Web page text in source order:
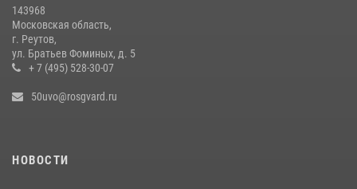
14 июля 2026, 14:41
143968
Московская область,
г. Реутов,
ул. Братьев Фоминых, д. 5
+ 7 (495) 528-30-07
50uvo@rosgvard.ru
НОВОСТИ